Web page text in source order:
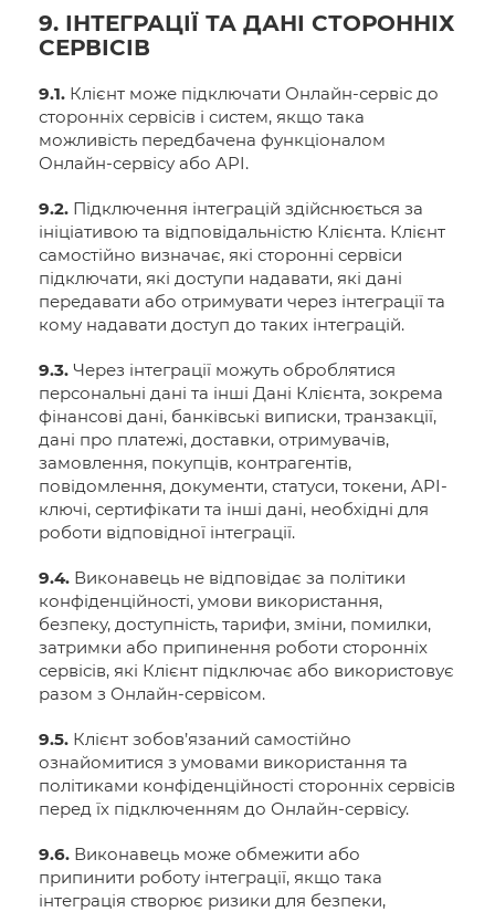
9. ІНТЕГРАЦІЇ ТА ДАНІ СТОРОННІХ
СЕРВІСІВ
9.1. Клієнт може підключати Онлайн-сервіс до
сторонніх сервісів і систем, якщо така
можливість передбачена функціоналом
Онлайн-сервісу або API.
9.2. Підключення інтеграцій здійснюється за
ініціативою та відповідальністю Клієнта. Клієнт
самостійно визначає, які сторонні сервіси
підключати, які доступи надавати, які дані
передавати або отримувати через інтеграції та
кому надавати доступ до таких інтеграцій.
9.3. Через інтеграції можуть оброблятися
персональні дані та інші Дані Клієнта, зокрема
фінансові дані, банківські виписки, транзакції,
дані про платежі, доставки, отримувачів,
замовлення, покупців, контрагентів,
повідомлення, документи, статуси, токени, API-
ключі, сертифікати та інші дані, необхідні для
роботи відповідної інтеграції.
9.4. Виконавець не відповідає за політики
конфіденційності, умови використання,
безпеку, доступність, тарифи, зміни, помилки,
затримки або припинення роботи сторонніх
сервісів, які Клієнт підключає або використовує
разом з Онлайн-сервісом.
9.5. Клієнт зобов’язаний самостійно
ознайомитися з умовами використання та
політиками конфіденційності сторонніх сервісів
перед їх підключенням до Онлайн-сервісу.
9.6. Виконавець може обмежити або
припинити роботу інтеграції, якщо така
інтеграція створює ризики для безпеки,